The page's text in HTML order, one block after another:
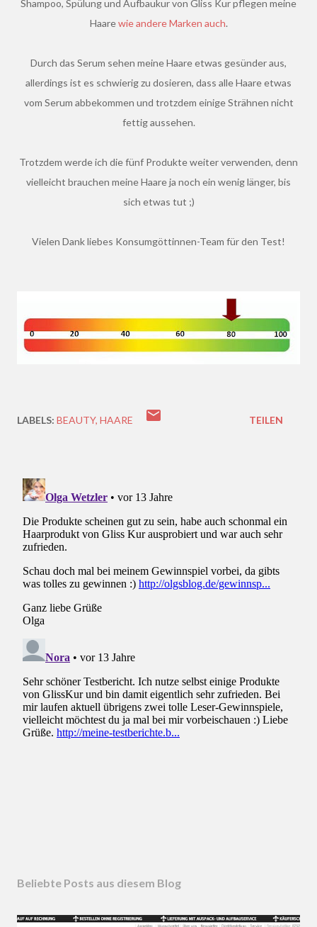
Shampoo, Spülung und Aufbaukur von Gliss Kur pflegen meine
Haarewie andere Marken auch.
Durch das Serum sehen meine Haare etwas gesünder aus,
allerdings ist es schwierig zu dosieren, dass alle Haare etwas
vom Serum abbekommen und trotzdem einige Strähnen nicht
fettig aussehen.
Trotzdem werde ich die fünf Produkte weiter verwenden, denn
vielleicht brauchen meine Haare ja noch ein wenig länger, bis
sich etwas tut ;)
Vielen Dank liebes Konsumgöttinnen-Team für den Test!
LABELS: BEAUTY HAARE TEILEN
Beliebte Posts aus diesem Blog